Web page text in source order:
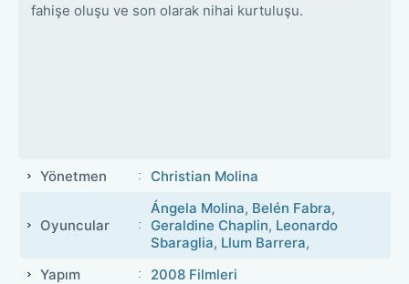
fahişe oluşu ve son olarak nihai kurtuluşu.
Yönetmen Christian Molina
Oyuncular
Ángela Molina, Belén Fabra,
Geraldine Chaplin, Leonardo
Sbaraglia, Llum Barrera,
Yapım
2008 Filmleri